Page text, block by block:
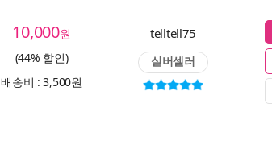
10,000원
(44% 할인)
배송비 : 3,500원
telltell75
실버셀러